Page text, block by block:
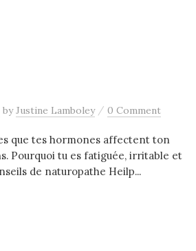
byJustine Lamboley / 0 Comment
que tes hormones affectent ton
Pourquoi tu es fatiguée, irritable et
de naturopathe Heilp...